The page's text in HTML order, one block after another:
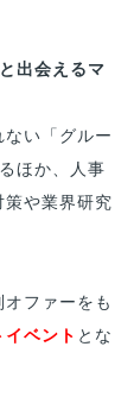
出会えるマ
ない「グルー
ほか、人事
策や業界研究
ファーをも
イベント とな